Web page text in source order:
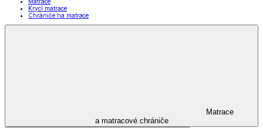
Krycí matrace
Chrániče na matrace
Matrace
a matracové chrániče